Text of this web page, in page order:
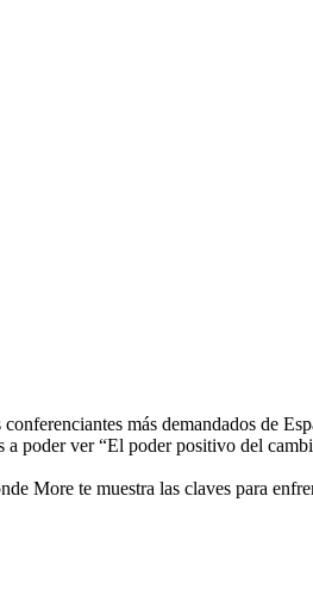
más demandados de
poder ver “El poder positivo del
More te muestra las claves para